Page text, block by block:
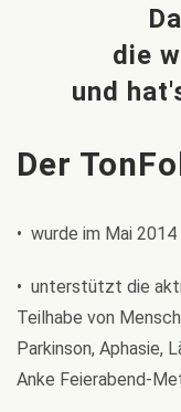
die
und
Der
• wurde im Mai
• unterstützt die
Teilhabe von
Parkinson, Aphasie,
Anke Feierabend-